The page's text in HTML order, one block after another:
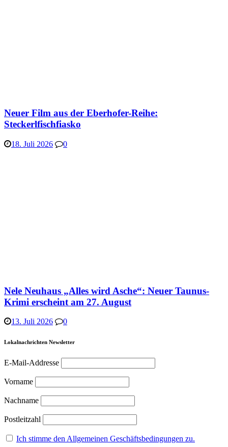
Neuer Film aus der Eberhofer-Reihe:
Steckerlfischfiasko
18. Juli 2026 0
Nele Neuhaus „Alles wird Asche“: Neuer Taunus-
Krimi erscheint am 27. August
13. Juli 2026 0
Lokalnachrichten Newsletter
E-Mail-Addresse
Vorname
Nachname
Postleitzahl
Ich stimme den Allgemeinen Geschäftsbedingungen zu.